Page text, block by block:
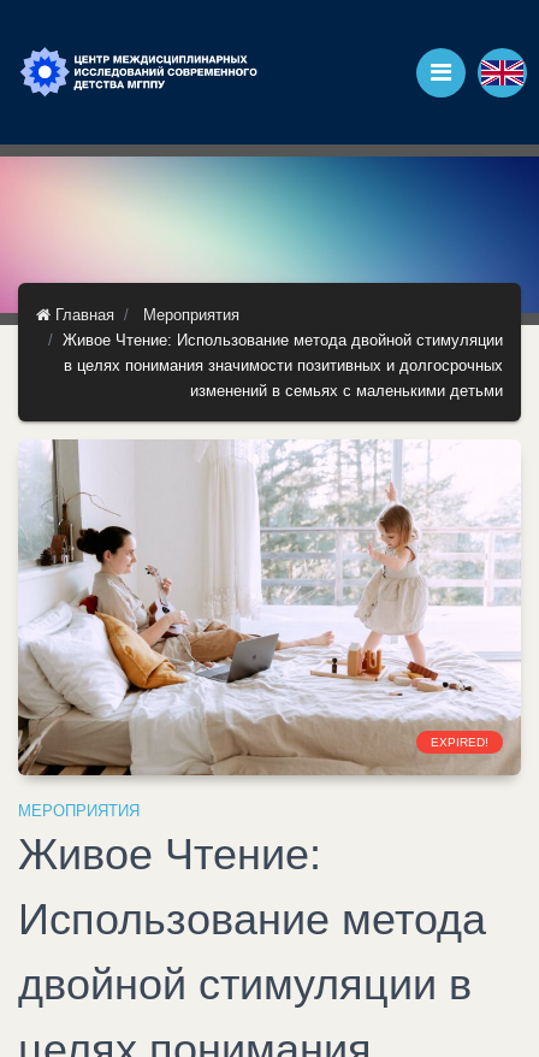
Главная
Мероприятия
Живое Чтение: Использование метода двойной стимуляции
в целях понимания значимости позитивных и долгосрочных
изменений в семьях с маленькими детьми
EXPIRED!
МЕРОПРИЯТИЯ
Живое Чтение:
Использование метода
двойной стимуляции в